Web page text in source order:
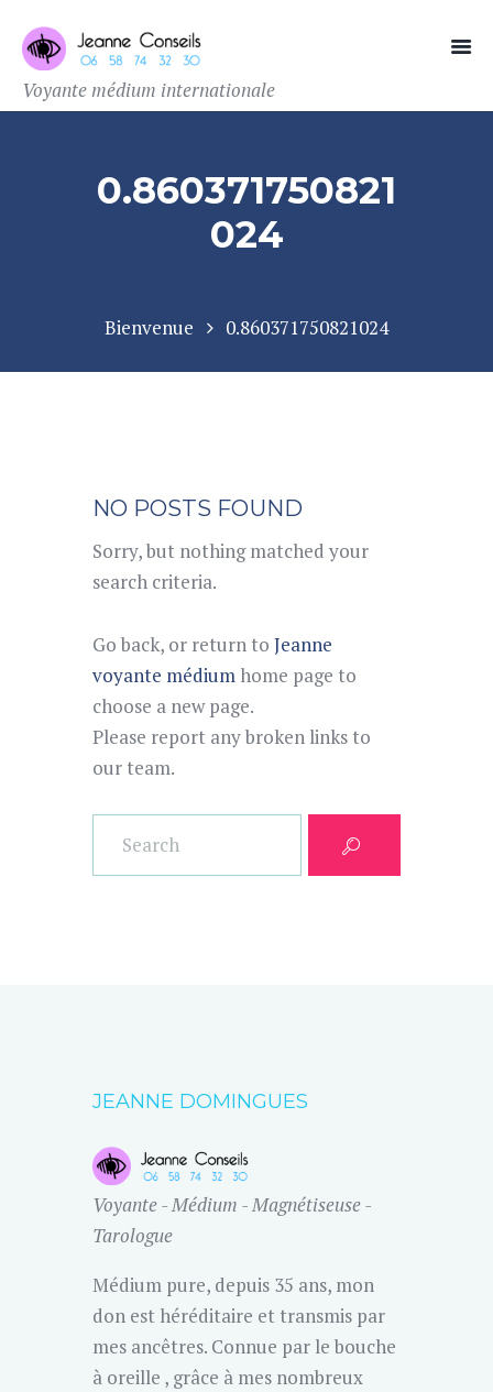
Voyante médium internationale
0.860371750821
024
Bienvenue 0.860371750821024
NO POSTS FOUND
Sorry, but nothing matched your
search criteria.
Go back, or return to Jeanne
voyante médium home page to
choose a new page.
Please report any broken links to
our team.
JEANNE DOMINGUES
Voyante - Médium - Magnétiseuse -
Tarologue
Médium pure, depuis 35 ans, mon
don est héréditaire et transmis par
mes ancêtres. Connue par le bouche
à oreille , grâce à mes nombreux